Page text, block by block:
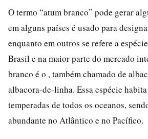
O termo “atum branco” pode gerar
em alguns países é usado para
enquanto em outros se refere a
Brasil e na maior parte do mercado
branco é o , também chamado de
albacora-de-linha. Essa espécie
temperadas de todos os oceanos,
abundante no Atlântico e no Pacífico.